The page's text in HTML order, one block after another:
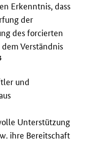
Erkenntnis, dass
der
des forcierten
Verständnis
und
Unterstützung
ihre Bereitschaft